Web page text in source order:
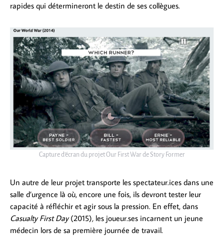
rapides qui détermineront le destin de ses collègues.
Capture d’écran du projet Our First War de Story Former
Un autre de leur projet transporte les spectateur.ices dans une
salle d’urgence là où, encore une fois, ils devront tester leur
capacité à réfléchir et agir sous la pression. En effet, dans
Casualty First Day(2015), les joueur.ses incarnent un jeune
médecin lors de sa première journée de travail.